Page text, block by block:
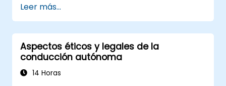
Familiarizarse con los componentes del
DSP y emplearlos en sistemas
electrónicos.
Generar algoritmos y funciones
operativas utilizando los resultados del
DSP.
Leer más...
Aspectos éticos y legales de la
conducción autónoma
14 Horas